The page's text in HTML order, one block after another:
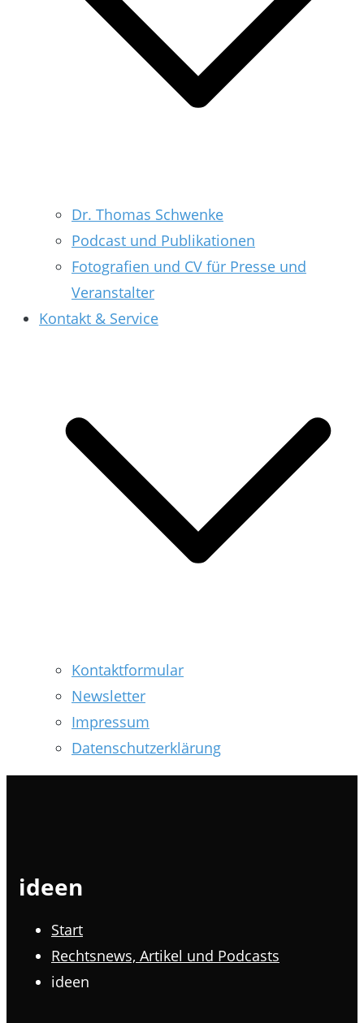
Dr. Thomas Schwenke
Podcast und Publikationen
Fotografien und CV für Presse und
Veranstalter
Kontakt & Service
Kontaktformular
Newsletter
Impressum
Datenschutzerklärung
ideen
Start
Rechtsnews, Artikel und Podcasts
ideen